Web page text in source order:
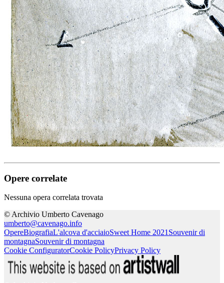
Opere correlate
Nessuna opera correlata trovata
© Archivio Umberto Cavenago
umberto@cavenago.info
OpereBiografiaL'alcova d'acciaioSweet Home 2021 Souvenir di
montagnaSouvenir di montagna
Cookie ConfiguratorCookie PolicyPrivacy Policy